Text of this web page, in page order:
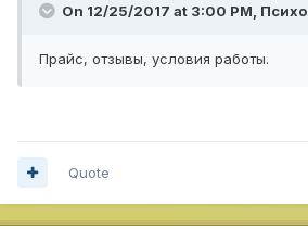
On 12/25/2017 at 3:00 PM, Психо
Прайс, отзывы, условия работы.
Quote